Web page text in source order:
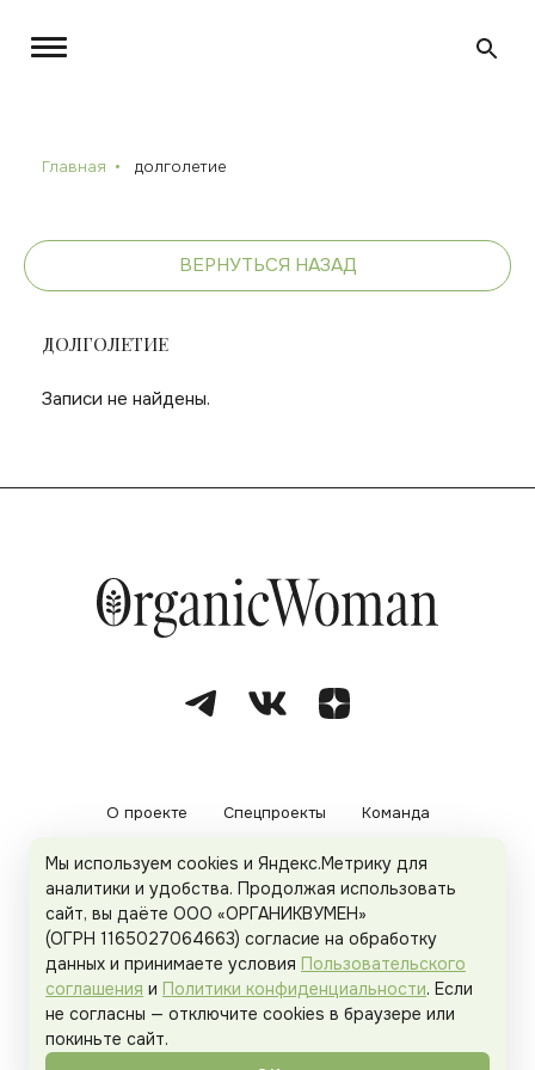
Главная долголетие
ВЕРНУТЬСЯ НАЗАД
ДОЛГОЛЕТИЕ
Записи не найдены.
О проекте Спецпроекты Команда
Рекламодателям Политика конфиденциальности
Пользовательское соглашение
Organicwoman.ru . Все права защищены.
Мы используем cookies и Яндекс.Метрику для
аналитики и удобства. Продолжая использовать
сайт, вы даёте ООО «ОРГАНИКВУМЕН»
(ОГРН 1165027064663) согласие на обработку
данных и принимаете условия Пользовательского
соглашения и Политики конфиденциальности. Если
не согласны — отключите cookies в браузере или
покиньте сайт.